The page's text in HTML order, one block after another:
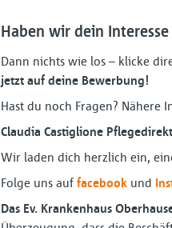
Haben wir dein
Dann nichts wie los – klicke
jetzt auf deine Bewerbung!
Hast du noch Fragen?
Claudia Castiglione
Wir laden dich herzlich ein,
Folge uns auf facebook und
Das Ev. Krankenhaus